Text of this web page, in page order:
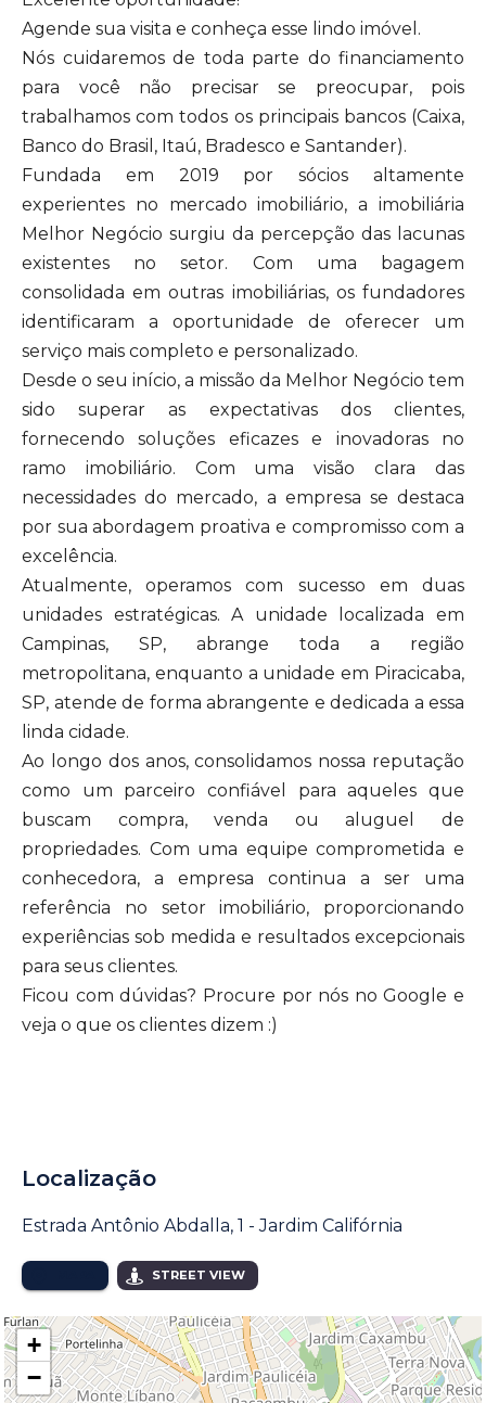
Agende sua visita e conheça esse lindo imóvel.
Nós cuidaremos de toda parte do financiamento
para você não precisar se preocupar, pois
trabalhamos com todos os principais bancos (Caixa,
Banco do Brasil, Itaú, Bradesco e Santander).
Fundada em 2019 por sócios altamente
experientes no mercado imobiliário, a imobiliária
Melhor Negócio surgiu da percepção das lacunas
existentes no setor. Com uma bagagem
consolidada em outras imobiliárias, os fundadores
identificaram a oportunidade de oferecer um
serviço mais completo e personalizado.
Desde o seu início, a missão da Melhor Negócio tem
sido superar as expectativas dos clientes,
fornecendo soluções eficazes e inovadoras no
ramo imobiliário. Com uma visão clara das
necessidades do mercado, a empresa se destaca
por sua abordagem proativa e compromisso com a
excelência.
Atualmente, operamos com sucesso em duas
unidades estratégicas. A unidade localizada em
Campinas, SP, abrange toda a região
metropolitana, enquanto a unidade em Piracicaba,
SP, atende de forma abrangente e dedicada a essa
linda cidade.
Ao longo dos anos, consolidamos nossa reputação
como um parceiro confiável para aqueles que
buscam compra, venda ou aluguel de
propriedades. Com uma equipe comprometida e
conhecedora, a empresa continua a ser uma
referência no setor imobiliário, proporcionando
experiências sob medida e resultados excepcionais
para seus clientes.
Ficou com dúvidas? Procure por nós no Google e
veja o que os clientes dizem :)
Localização
Estrada Antônio Abdalla, 1 - Jardim Califórnia
STREET VIEW
+
−